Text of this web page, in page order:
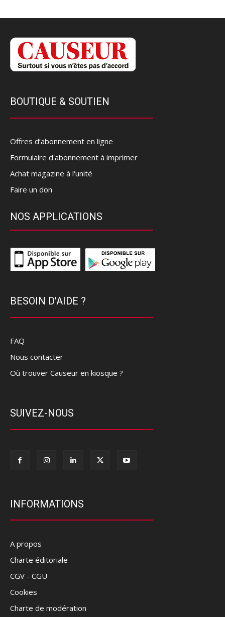
BOUTIQUE & SOUTIEN
Offres d’abonnement en ligne
Formulaire d'abonnement à imprimer
Achat magazine à l'unité
Faire un don
NOS APPLICATIONS
BESOIN D'AIDE ?
FAQ
Nous contacter
Où trouver Causeur en kiosque ?
SUIVEZ-NOUS
INFORMATIONS
A propos
Charte éditoriale
CGV - CGU
Cookies
Charte de modération